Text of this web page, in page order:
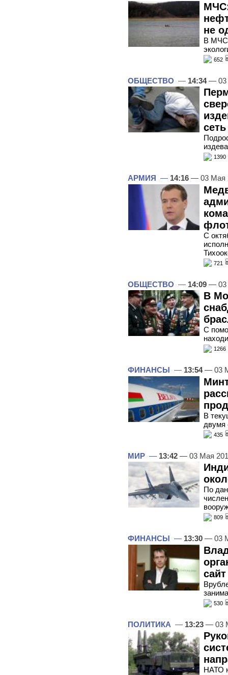
МЧС:
не
В МЧС
652
ОБЩЕСТВО — 14:34— 03
сеть
1390
АРМИЯ — 14:16 — 03 Мая
С
721
ОБЩЕСТВО — 14:09 — 03
В
С
1266
ФИНАНСЫ — 13:54— 03
В
двумя
435
МИР — 13:42 — 03 Мая
По
809
ФИНАНСЫ — 13:30 — 03
530
ПОЛИТИКА — 13:23 — 03
НАТО